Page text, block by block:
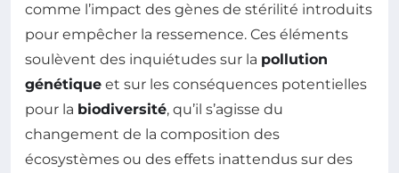
comme l’impact des gènes de stérilité introduits
pour empêcher la ressemence. Ces éléments
soulèvent des inquiétudes sur la pollution
génétique et sur les conséquences potentielles
pour la biodiversité, qu’il s’agisse du
changement de la composition des
écosystèmes ou des effets inattendus sur des